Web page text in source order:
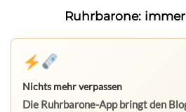
Ruhrbarone:
Nichts mehr verpassen
Die Ruhrbarone-App bringt den